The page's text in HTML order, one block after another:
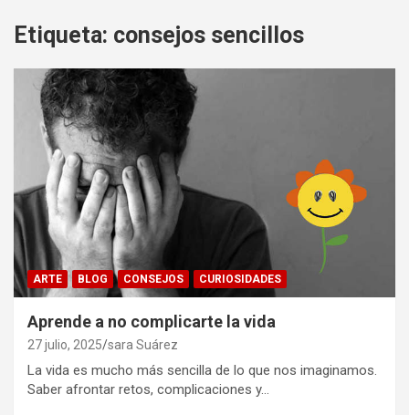
Etiqueta: consejos sencillos
ARTE BLOG CONSEJOS CURIOSIDADES
Aprende a no complicarte la vida
27 julio, 2025 sara Suárez
La vida es mucho más sencilla de lo que nos imaginamos.
Saber afrontar retos, complicaciones y…